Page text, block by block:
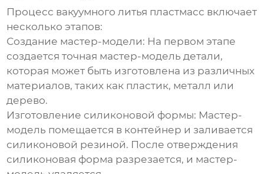
Процесс вакуумного литья пластмасс включает
несколько этапов:
Создание мастер-модели: На первом этапе
создается точная мастер-модель детали,
которая может быть изготовлена из различных
материалов, таких как пластик, металл или
дерево.
Изготовление силиконовой формы: Мастер-
модель помещается в контейнер и заливается
силиконовой резиной. После отверждения
силиконовая форма разрезается, и мастер-